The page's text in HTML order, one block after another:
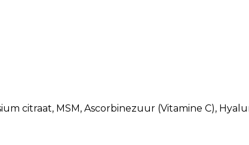
citraat, MSM, Ascorbinezuur (Vitamine C),